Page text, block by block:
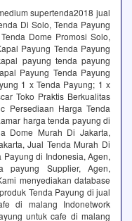
supertenda2018 jual
Di Solo, Tenda Payung
Dome Promosi Solo,
Payung Tenda Payung
payung tenda payung
Payung Tenda Payung
1 x Tenda Payung; 1 x
Toko Praktis Berkualitas
Persediaan Harga Tenda
harga tenda payung di
Dome Murah Di Jakarta,
Jual Tenda Murah Di
di Indonesia, Agen,
payung Supplier, Agen,
menyediakan database
Tenda Payung di jual
di malang Indonetwork
untuk cafe di malang